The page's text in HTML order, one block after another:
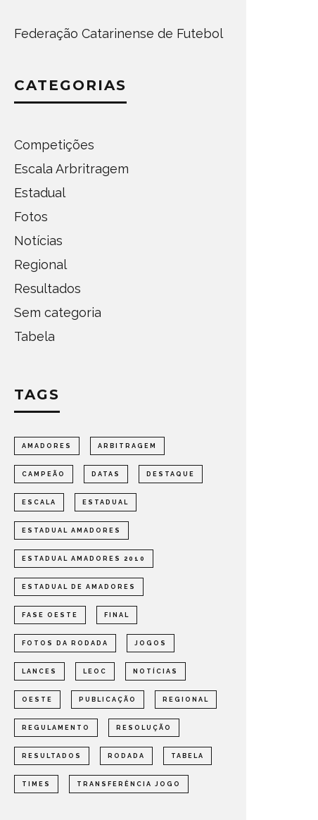
DEFINIDOS OS CLASSIFICADOS
PARA A 2ª FASE DO ESTADUAL
DE AMADORES 2026
ESTADUAL NOTÍCIAS
Federação Catarinense de Futebol
CATEGORIAS
Competições
Escala Arbritragem
Estadual
Fotos
Notícias
Regional
Resultados
Sem categoria
Tabela
TAGS
AMADORES ARBITRAGEM
CAMPEÃO DATAS DESTAQUE
ESCALA ESTADUAL
ESTADUAL AMADORES
ESTADUAL AMADORES 2010
ESTADUAL DE AMADORES
FASE OESTE FINAL
FOTOS DA RODADA JOGOS
LANCES LEOC NOTÍCIAS
OESTE PUBLICAÇÃO REGIONAL
REGULAMENTO RESOLUÇÃO
RESULTADOS RODADA TABELA
TIMES TRANSFERÊNCIA JOGO